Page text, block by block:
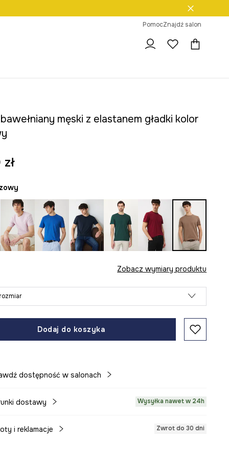
PomocZnajdź salon
męski z elastanem gładki kolor
Zobacz wymiary produktu
Dodaj do koszyka
dostępność w salonach
dostawy Wysyłka nawet w 24h
i reklamacje Zwrot do 30 dni